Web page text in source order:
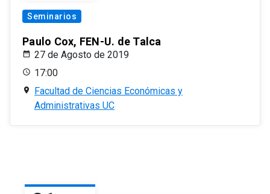
Seminarios
Paulo Cox, FEN-U. de Talca
27 de Agosto de 2019
17:00
Facultad de Ciencias Económicas y
Administrativas UC